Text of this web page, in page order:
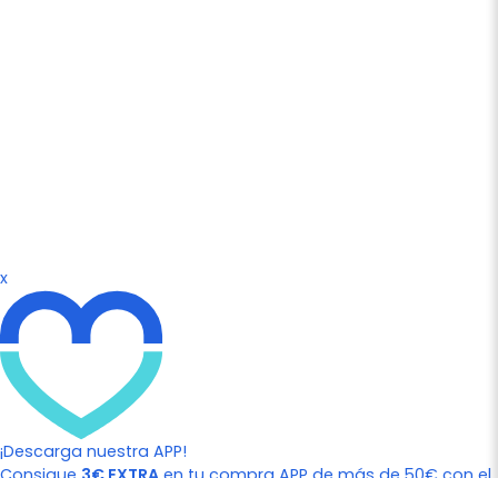
x
¡Descarga nuestra APP!